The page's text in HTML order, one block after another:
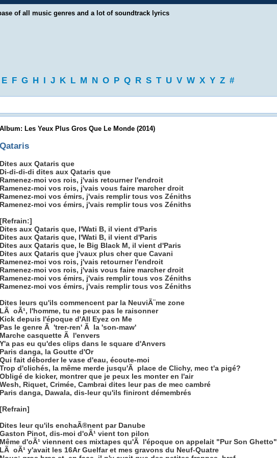
of all music genres and a lot of soundtrack lyrics
E F G H I J K L M N O P Q R S T U V W X Y Z #
Album: Les Yeux Plus Gros Que Le Monde (2014)
Qataris
Dites aux Qataris que
Di-di-di-di dites aux Qataris que
Ramenez-moi vos rois, j'vais retourner l'endroit
Ramenez-moi vos rois, j'vais vous faire marcher droit
Ramenez-moi vos émirs, j'vais remplir tous vos Zéniths
Ramenez-moi vos émirs, j'vais remplir tous vos Zéniths
[Refrain:]
Dites aux Qataris que, l'Wati B, il vient d'Paris
Dites aux Qataris que, l'Wati B, il vient d'Paris
Dites aux Qataris que, le Big Black M, il vient d'Paris
Dites aux Qataris que j'vaux plus cher que Cavani
Ramenez-moi vos rois, j'vais retourner l'endroit
Ramenez-moi vos rois, j'vais vous faire marcher droit
Ramenez-moi vos émirs, j'vais remplir tous vos Zéniths
Ramenez-moi vos émirs, j'vais remplir tous vos Zéniths
Dites leurs qu'ils commencent par la NeuviÃ¨me zone
LÃ oÃ¹, l'homme, tu ne peux pas le raisonner
Kick depuis l'époque d'All Eyez on Me
Pas le genre Ã 'trer-ren' Ã la 'son-maw'
Marche casquette Ã l'envers
Y'a pas eu qu'des clips dans le square d'Anvers
Paris danga, la Goutte d'Or
Qui fait déborder le vase d'eau, écoute-moi
Trop d'clichés, la même merde jusqu'Ã place de Clichy, mec t'a pigé?
Obligé de kicker, montrer que je peux les monter en l'air
Wesh, Riquet, Crimée, Cambrai dites leur pas de mec cambré
Paris danga, Dawala, dis-leur qu'ils finiront démembrés
[Refrain]
Dites leur qu'ils enchaÃ®nent par Danube
Gaston Pinot, dis-moi d'oÃ¹ vient ton pilon
Même d'oÃ¹ viennent ces mixtapes qu'Ã l'époque on appelait "Pur Son Ghetto"
LÃ oÃ¹ y'avait les 16Ar Guelfar et mes gravons du Neuf-Quatre